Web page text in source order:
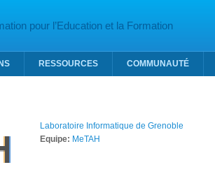
pour l’Education et la Formation
RESSOURCES COMMUNAUTÉ
Laboratoire Informatique de Grenoble
Equipe: MeTAH